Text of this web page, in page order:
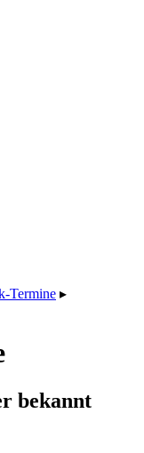
Termine ▸
bekannt